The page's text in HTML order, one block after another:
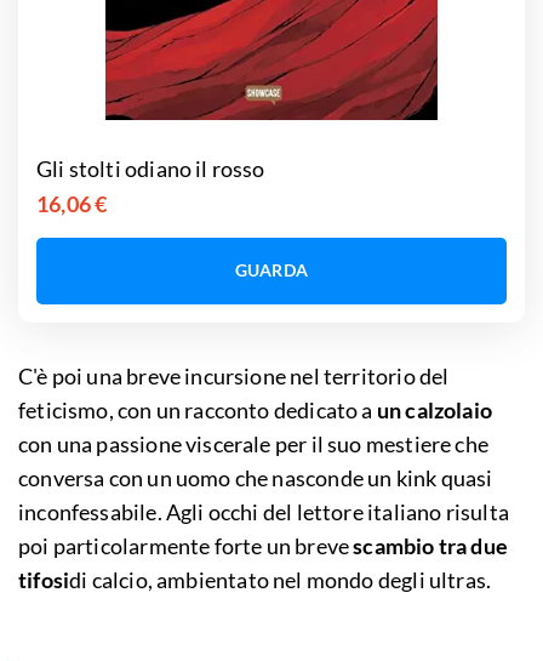
Gli stolti odiano il rosso
16,06 €
GUARDA
C'è poi una breve incursione nel territorio del
feticismo, con un racconto dedicato a un calzolaio
con una passione viscerale per il suo mestiere che
conversa con un uomo che nasconde un kink quasi
inconfessabile. Agli occhi del lettore italiano risulta
poi particolarmente forte un brevescambio tra due
tifosidi calcio, ambientato nel mondo degli ultras.